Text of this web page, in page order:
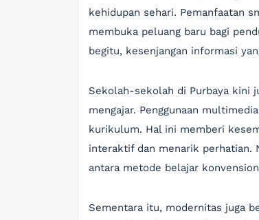
kehidupan sehari. Pemanfaatan
membuka peluang baru bagi
begitu, kesenjangan informasi
Sekolah-sekolah di Purbaya kini
mengajar. Penggunaan
kurikulum. Hal ini memberi
interaktif dan menarik perhatian.
antara metode belajar
Sementara itu, modernitas juga